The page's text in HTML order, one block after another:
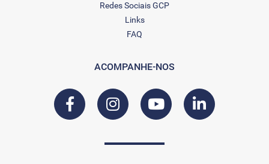
Redes Sociais GCP
Links
FAQ
ACOMPANHE-NOS